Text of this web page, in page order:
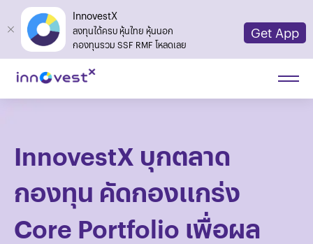
InnovestX
ลงทุนได้ครบ หุ้นไทย หุ้นนอก
กองทุนรวม SSF RMF โหลดเลย
Get App
InnovestX บุกตลาด
กองทุน คัดกองแกร่ง
Core Portfolio เพื่อผล